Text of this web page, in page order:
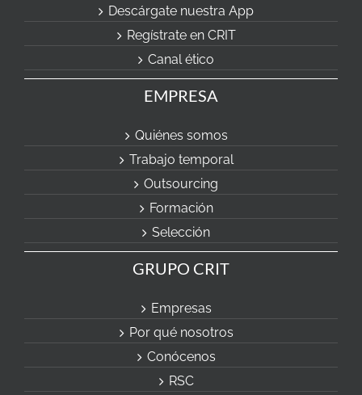
Descárgate nuestra App
Regístrate en CRIT
Canal ético
EMPRESA
Quiénes somos
Trabajo temporal
Outsourcing
Formación
Selección
GRUPO CRIT
Empresas
Por qué nosotros
Conócenos
RSC